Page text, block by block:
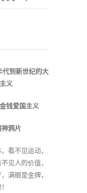
代到新世纪的大
义
钱爱国主义
鸦片
看不见运动，
见人的价值，
满眼是金牌，